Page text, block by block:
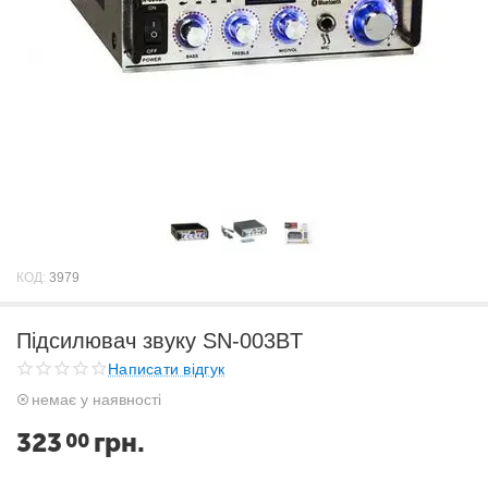
КОД: 3979
Підсилювач звуку SN-003BT
Написати відгук
немає у наявності
323 00 грн.